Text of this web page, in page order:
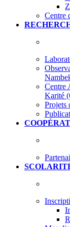
Centre
Centre
Karité
Projets